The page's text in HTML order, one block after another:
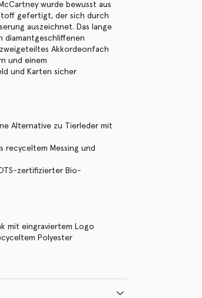
wurde bewusst aus
gefertigt, der sich durch
auszeichnet. Das lange
diamantgeschliffenen
Akkordeonfach
und einem
und Karten sicher
Alternative zu Tierleder mit
recyceltem Messing und
zertifizierter Bio-
mit eingraviertem Logo
Polyester